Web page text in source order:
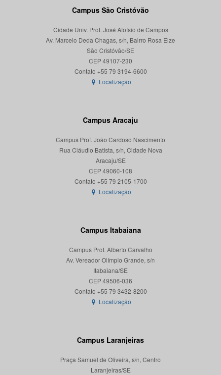
Campus São Cristóvão
Cidade Univ. Prof. José Aloísio de Campos
Av. Marcelo Deda Chagas, s/n, Bairro Rosa Elze
São Cristóvão/SE
CEP 49107-230
Localização
Campus Aracaju
Campus Prof. João Cardoso Nascimento
Rua Cláudio Batista, s/n, Cidade Nova
Aracaju/SE
CEP 49060-108
Localização
Campus Itabaiana
Campus Prof. Alberto Carvalho
Av. Vereador Olímpio Grande, s/n
Itabaiana/SE
CEP 49506-036
Localização
Campus Laranjeiras
Praça Samuel de Oliveira, s/n, Centro
Laranjeiras/SE